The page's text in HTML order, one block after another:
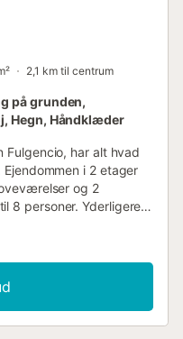
2,1 km til centrum
på grunden,
Hegn, Håndklæder
Fulgencio, har alt hvad
i 2 etager
og 2
8 personer. Yderligere
til
alle soveværelser, samt
også tilgængelig.
med en pool, have,